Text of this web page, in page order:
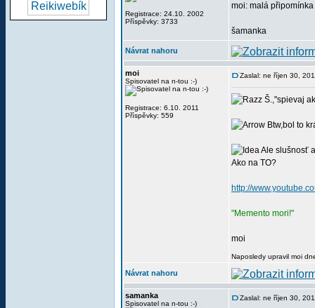
Registrace: 24.10. 2002
Příspěvky: 3733
moi: malá
šamanka
Návrat nahoru
moi
Spisovatel na n-tou :-)
Registrace: 6.10. 2011
Příspěvky: 559
Zaslal: ne říjen 30,
Š.,"spievaj
Btw,bol to
Ale slušnosť
Ako na TO?
http://
"Memento mori!"
moi
Naposledy upravil moi
Návrat nahoru
samanka
Spisovatel na n-tou :-)
Zaslal: ne říjen 30,